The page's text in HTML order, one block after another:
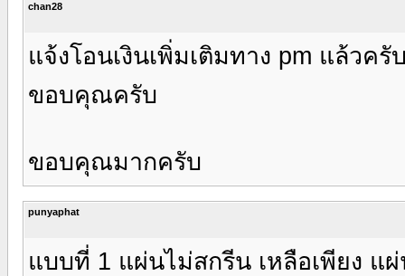
chan28
แจ้งโอนเงินเพิ่มเติมทาง pm แล้วครั
ขอบคุณครับ
ขอบคุณมากครับ
punyaphat
แบบที่ 1 แผ่นไม่สกรีน เหลือเพียง แ